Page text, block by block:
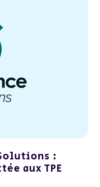
:
aux TPE